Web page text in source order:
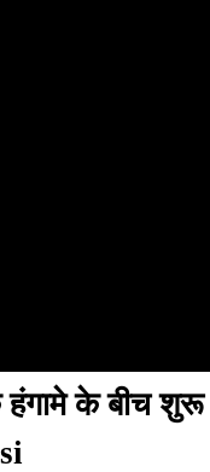
के बीच शुरू